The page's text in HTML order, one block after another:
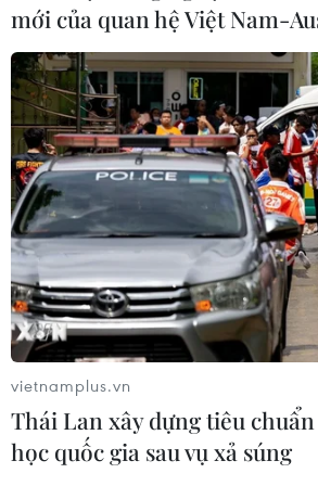
mới của quan hệ Việt Nam-
vietnamplus.vn
Thái Lan xây dựng tiêu
học quốc gia sau vụ xả súng